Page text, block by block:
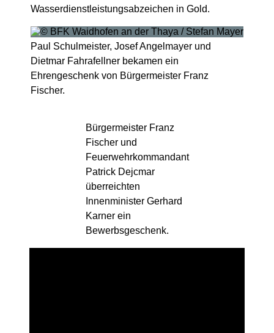
Wasserdienstleistungsabzeichen in Gold.
Paul Schulmeister, Josef Angelmayer und
Dietmar Fahrafellner bekamen ein
Ehrengeschenk von Bürgermeister Franz
Fischer.
Bürgermeister Franz
Fischer und
Feuerwehrkommandant
Patrick Dejcmar
überreichten
Innenminister Gerhard
Karner ein
Bewerbsgeschenk.